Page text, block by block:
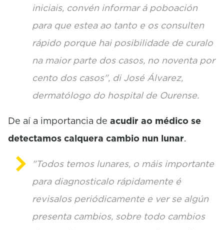
iniciais, convén informar á poboación
para que estea ao tanto e os consulten
rápido porque hai posibilidade de curalo
na maior parte dos casos, no noventa por
cento dos casos", di José Álvarez,
dermatólogo do hospital de Ourense.
De aí a importancia de acudir ao médico se
detectamos calquera cambio nun lunar.
"Todos temos lunares, o máis importante
para diagnosticalo rápidamente é
revisalos periódicamente e ver se algún
presenta cambios, sobre todo cambios